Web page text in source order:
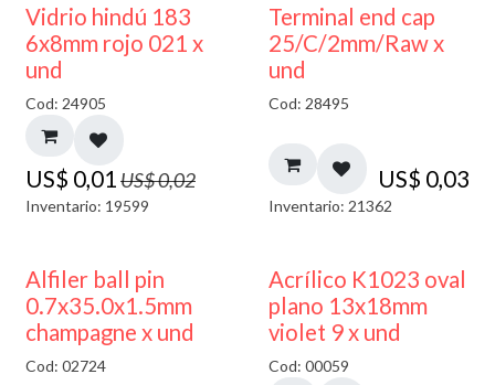
40% DESCUENTO
Vidrio hindú 183
6x8mm rojo 021 x
und
Cod: 24905
US$ 0,01US$0,02
Inventario: 19599
Terminal end cap
25/C/2mm/Raw x
und
Cod: 28495
US$ 0,03
Inventario: 21362
Alfiler ball pin
0.7x35.0x1.5mm
champagne x und
Cod: 02724 50% DESCUENTO
Acrílico K1023 oval
plano 13x18mm
violet 9 x und
Cod: 00059